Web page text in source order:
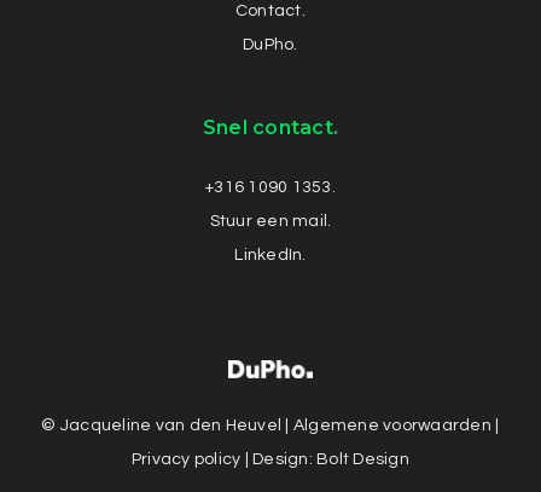
Contact.
DuPho.
Snel contact.
+316 1090 1353.
Stuur een mail.
LinkedIn.
© Jacqueline van den Heuvel | Algemene voorwaarden
Privacy policy | Design: Bolt Design